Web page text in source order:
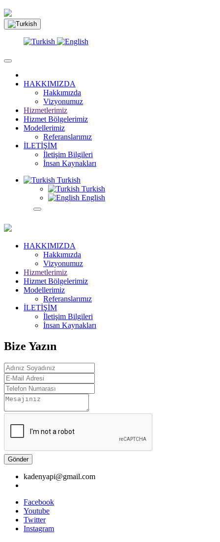
HAKKIMIZDA
Hakkımızda
Vizyonumuz
Hizmetlerimiz
Hizmet Bölgelerimiz
Modellerimiz
Referanslarımız
İLETİŞİM
İletişim Bilgileri
İnsan Kaynakları
Turkish
Turkish
English
HAKKIMIZDA
Hakkımızda
Vizyonumuz
Hizmetlerimiz
Hizmet Bölgelerimiz
Modellerimiz
Referanslarımız
İLETİŞİM
İletişim Bilgileri
İnsan Kaynakları
Bize Yazın
Gönder
kadenyapi@gmail.com
Facebook
Youtube
Twitter
Instagram